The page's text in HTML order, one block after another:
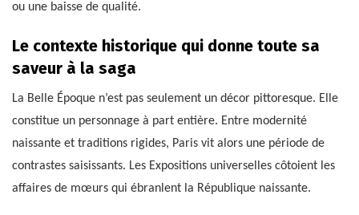
ou une baisse de qualité.
Le contexte historique qui donne toute sa
saveur à la saga
La Belle Époque n’est pas seulement un décor pittoresque. Elle
constitue un personnage à part entière. Entre modernité
naissante et traditions rigides, Paris vit alors une période de
contrastes saisissants. Les Expositions universelles côtoient les
affaires de mœurs qui ébranlent la République naissante.